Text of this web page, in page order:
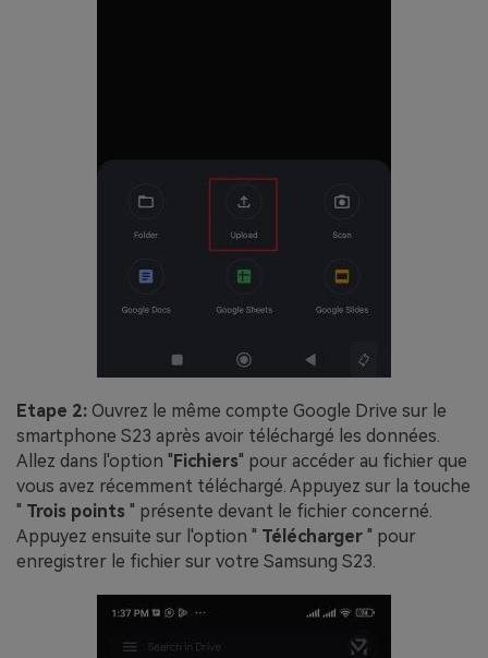
Etape 2: Ouvrez le même compte Google Drive sur le
smartphone S23 après avoir téléchargé les données.
Allez dans l'option "Fichiers" pour accéder au fichier que
vous avez récemment téléchargé. Appuyez sur la touche
" Trois points " présente devant le fichier concerné.
Appuyez ensuite sur l'option " Télécharger " pour
enregistrer le fichier sur votre Samsung S23.